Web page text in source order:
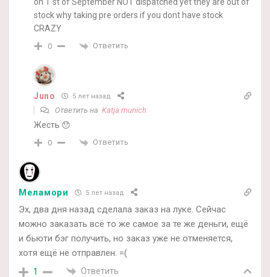
on 1`st of September NOT dispatched yet they are out of
stock why taking pre orders if you dont have stock
CRAZY
0 Ответить
Juno 5 лет назад
Ответить на Katja.munich
Жесть 😯
0 Ответить
Меламори 5 лет назад
Эх, два дня назад сделала заказ на луке. Сейчас
можно заказать всё то же самое за те же деньги, ещё
и бьюти бэг получить, но заказ уже не отменяется,
хотя ещё не отправлен. =(
1 Ответить